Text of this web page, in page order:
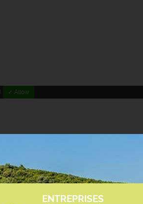
✓ Allow
ENTREPRISES